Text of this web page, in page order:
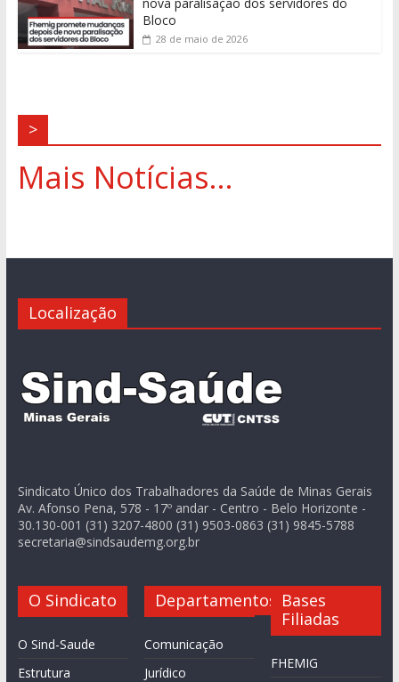
Bloco
28 de maio de 2026
>
Mais Notícias...
Localização
Sindicato Único dos Trabalhadores da Saúde de Minas Gerais
Av. Afonso Pena, 578 - 17º andar - Centro - Belo Horizonte -
30.130-001 (31) 3207-4800 (31) 9503-0863 (31) 9845-5788
secretaria@sindsaudemg.org.br
O Sindicato
O Sind-Saude
Estrutura
Departamentos
Comunicação
Jurídico
Bases
Filiadas
FHEMIG